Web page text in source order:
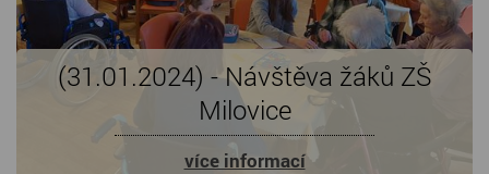
(31.01.2024) - Návštěva žáků ZŠ
Milovice
více informací